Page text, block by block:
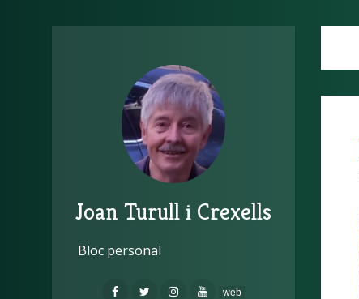
Joan Turull i Crexells
Bloc personal
web